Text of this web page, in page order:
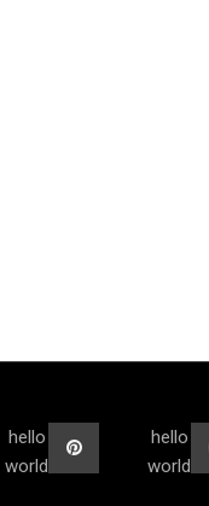
hello
world
hello
world